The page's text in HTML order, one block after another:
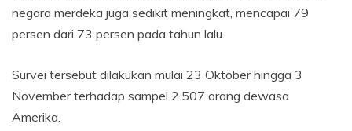
negara merdeka juga sedikit meningkat, mencapai 79
persen dari 73 persen pada tahun lalu.
Survei tersebut dilakukan mulai 23 Oktober hingga 3
November terhadap sampel 2.507 orang dewasa
Amerika.